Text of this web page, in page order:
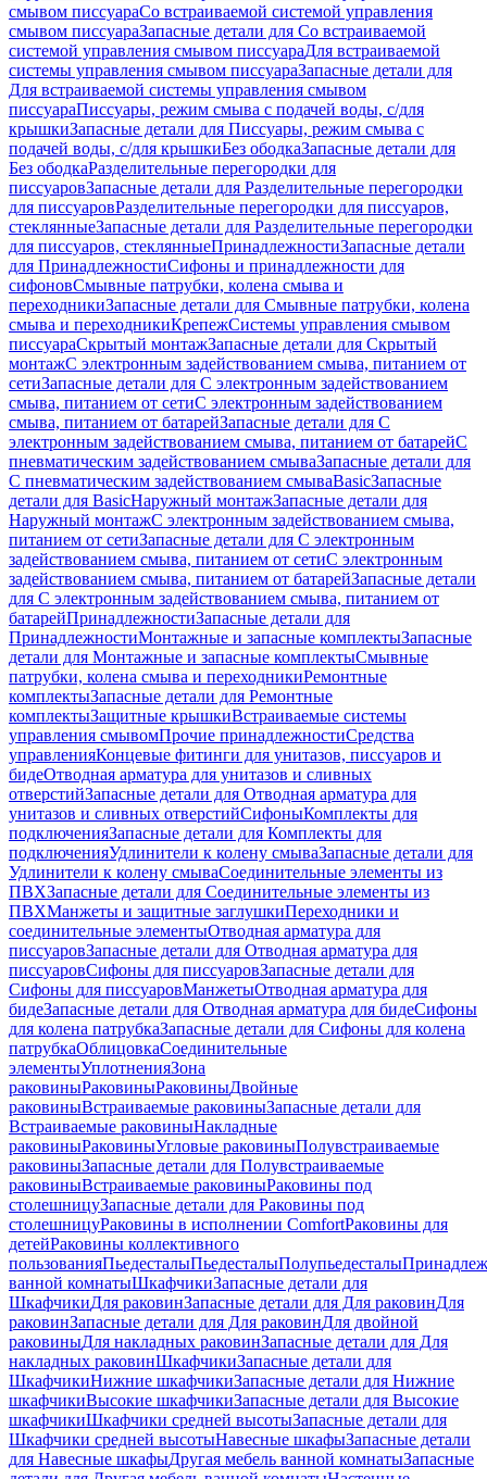
смывом писсуараСо встраиваемой системой управления
смывом писсуараЗапасные детали для Со встраиваемой
системой управления смывом писсуараДля встраиваемой
системы управления смывом писсуараЗапасные детали для
Для встраиваемой системы управления смывом
писсуараПиссуары, режим смыва с подачей воды, с/для
крышкиЗапасные детали для Писсуары, режим смыва с
подачей воды, с/для крышкиБез ободкаЗапасные детали для
Без ободкаРазделительные перегородки для
писсуаровЗапасные детали для Разделительные перегородки
для писсуаровРазделительные перегородки для писсуаров,
стеклянныеЗапасные детали для Разделительные перегородки
для писсуаров, стеклянныеПринадлежностиЗапасные детали
для ПринадлежностиСифоны и принадлежности для
сифоновСмывные патрубки, колена смыва и
переходникиЗапасные детали для Смывные патрубки, колена
смыва и переходникиКрепежСистемы управления смывом
писсуараСкрытый монтажЗапасные детали для Скрытый
монтажС электронным задействованием смыва, питанием от
сетиЗапасные детали для С электронным задействованием
смыва, питанием от сетиС электронным задействованием
смыва, питанием от батарейЗапасные детали для С
электронным задействованием смыва, питанием от батарейС
пневматическим задействованием смываЗапасные детали для
С пневматическим задействованием смываBasicЗапасные
детали для BasicНаружный монтажЗапасные детали для
Наружный монтажС электронным задействованием смыва,
питанием от сетиЗапасные детали для С электронным
задействованием смыва, питанием от сетиС электронным
задействованием смыва, питанием от батарейЗапасные детали
для С электронным задействованием смыва, питанием от
батарейПринадлежностиЗапасные детали для
ПринадлежностиМонтажные и запасные комплектыЗапасные
детали для Монтажные и запасные комплектыСмывные
патрубки, колена смыва и переходникиРемонтные
комплектыЗапасные детали для Ремонтные
комплектыЗащитные крышкиВстраиваемые системы
управления смывомПрочие принадлежностиСредства
управленияКонцевые фитинги для унитазов, писсуаров и
бидеОтводная арматура для унитазов и сливных
отверстийЗапасные детали для Отводная арматура для
унитазов и сливных отверстийСифоныКомплекты для
подключенияЗапасные детали для Комплекты для
подключенияУдлинители к колену смываЗапасные детали для
Удлинители к колену смываСоединительные элементы из
ПВХЗапасные детали для Соединительные элементы из
ПВХМанжеты и защитные заглушкиПереходники и
соединительные элементыОтводная арматура для
писсуаровЗапасные детали для Отводная арматура для
писсуаровCифоны для писсуаровЗапасные детали для
Cифоны для писсуаровМанжетыОтводная арматура для
бидеЗапасные детали для Отводная арматура для бидеСифоны
для колена патрубкаЗапасные детали для Сифоны для колена
патрубкаОблицовкаСоединительные
элементыУплотненияЗона
раковиныРаковиныРаковиныДвойные
раковиныВстраиваемые раковиныЗапасные детали для
Встраиваемые раковиныНакладные
раковиныРаковиныУгловые раковиныПолувстраиваемые
раковиныЗапасные детали для Полувстраиваемые
раковиныВстраиваемые раковиныРаковины под
столешницуЗапасные детали для Раковины под
столешницуРаковины в исполнении ComfortPаковины для
детейРаковины коллективного
пользованияПьедесталыПьедесталыПолупьедесталы
ванной комнатыШкафчикиЗапасные детали для
ШкафчикиДля раковинЗапасные детали для Для раковинДля
раковинЗапасные детали для Для раковинДля двойной
раковиныДля накладных pаковинЗапасные детали для Для
накладных pаковинШкафчикиЗапасные детали для
ШкафчикиНижние шкафчикиЗапасные детали для Нижние
шкафчикиВысокие шкафчикиЗапасные детали для Высокие
шкафчикиШкафчики средней высотыЗапасные детали для
Шкафчики средней высотыНавесные шкафыЗапасные детали
для Навесные шкафыДругая мебель ванной комнатыЗапасные